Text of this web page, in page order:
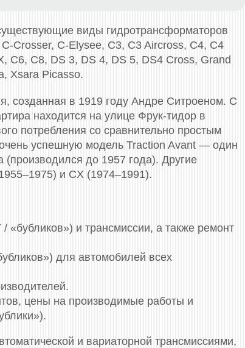
виды гидротрансформаторов
Crosser, C-Elysee, C3, C3 Aircross, C4, C4
C6, C8, DS 3, DS 4, DS 5, DS4 Cross, Grand
Xsara Picasso.
созданная в 1919 году Андре Ситроеном. С
находится на улице Фрук-тидор в
потребления со сравнительно простым
успешную модель Traction Avant — один
до 1957 года). Другие
и CX (1974–1991).
и трансмиссии, а также ремонт
для автомобилей всех
цены на производимые работы и
и вариаторной трансмиссиями,